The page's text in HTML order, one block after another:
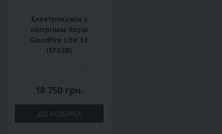
Електрокамін з
обігрівом Royal
Goodfire Lite 33
(EF33B)
18 750 грн.
ДО КОШИКА